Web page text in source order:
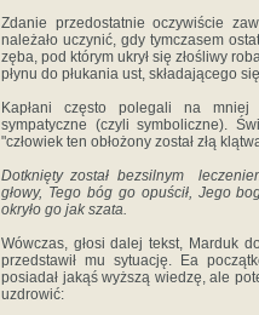
Zdanie przedostatnie oczywiście
należało uczynić, gdy tymczasem
zęba, pod którym ukrył się złośliwy
płynu do płukania ust, składającego
Kapłani często polegali na mniej
sympatyczne (czyli symboliczne).
"człowiek ten obłożony został złą
Dotknięty został bezsilnym
głowy, Tego bóg go opuścił, Jego
okryło go jak szata.
Wówczas, głosi dalej tekst, Marduk
przedstawił mu sytuację. Ea
posiadał jakąś wyższą wiedzę, ale
uzdrowić: